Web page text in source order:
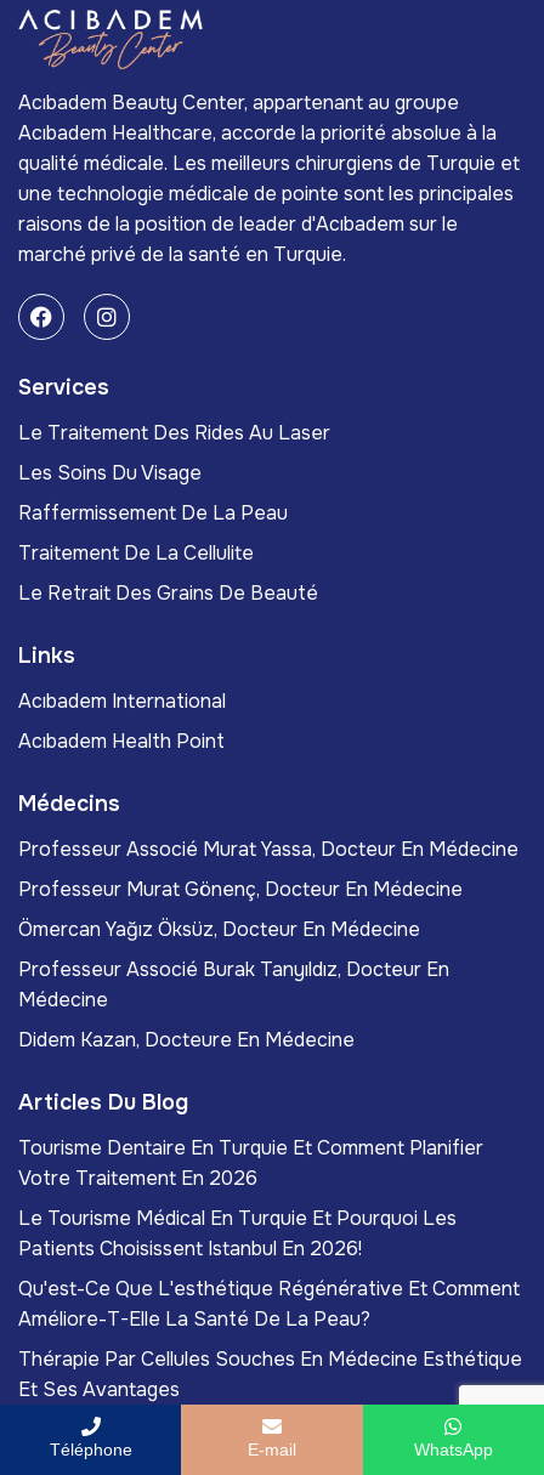
Acıbadem Beauty Center, appartenant au groupe
Acıbadem Healthcare, accorde la priorité absolue à la
qualité médicale. Les meilleurs chirurgiens de Turquie et
une technologie médicale de pointe sont les principales
raisons de la position de leader d'Acıbadem sur le
marché privé de la santé en Turquie.
Services
Le Traitement Des Rides Au Laser
Les Soins Du Visage
Raffermissement De La Peau
Traitement De La Cellulite
Le Retrait Des Grains De Beauté
Links
Acıbadem International
Acıbadem Health Point
Médecins
Professeur Associé Murat Yassa, Docteur En Médecine
Professeur Murat Gönenç, Docteur En Médecine
Ömercan Yağız Öksüz, Docteur En Médecine
Professeur Associé Burak Tanyıldız, Docteur En
Médecine
Didem Kazan, Docteure En Médecine
Articles Du Blog
Tourisme Dentaire En Turquie Et Comment Planifier
Votre Traitement En 2026
Le Tourisme Médical En Turquie Et Pourquoi Les
Patients Choisissent Istanbul En 2026!
Qu'est-Ce Que L'esthétique Régénérative Et Comment
Améliore-T-Elle La Santé De La Peau?
Thérapie Par Cellules Souches En Médecine Esthétique
Et Ses Avantages
Peelings Chimiques Pour Enlever La Pigmentation Et Le
Teint Irrégulier
Téléphone E-mail WhatsApp